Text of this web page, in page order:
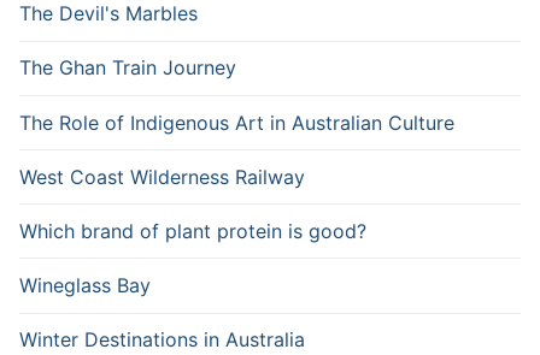
The Devil's Marbles
The Ghan Train Journey
The Role of Indigenous Art in Australian Culture
West Coast Wilderness Railway
Which brand of plant protein is good?
Wineglass Bay
Winter Destinations in Australia